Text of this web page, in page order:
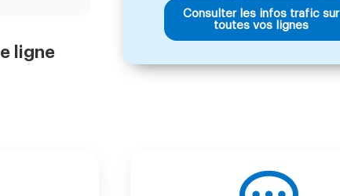
ligne
Consulter les infos trafic sur
toutes vos lignes